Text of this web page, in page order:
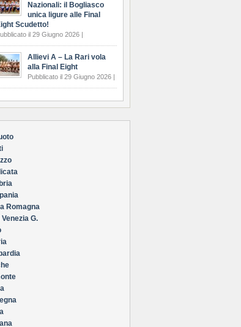
Nazionali: il Bogliasco
unica ligure alle Final
Scudetto!
il 29 Giugno 2026 |
Allievi A – La Rari vola
alla Final Eight
Pubblicato il 29 Giugno 2026 |
Romagna
Venezia G.